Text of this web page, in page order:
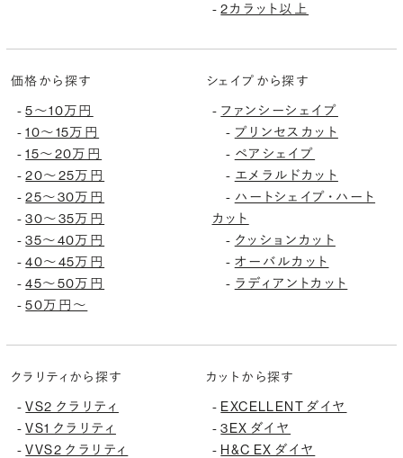
-2カラット以上
価格から探す
-5〜10万円
-10〜15万円
-15〜20万円
-20〜25万円
-25〜30万円
-30〜35万円
-35〜40万円
-40〜45万円
-45〜50万円
-50万円〜
シェイプから探す
- ファンシーシェイプ
- プリンセスカット
- ペアシェイプ
- エメラルドカット
- ハートシェイプ・ハート
カット
- クッションカット
- オーバルカット
- ラディアントカット
クラリティから探す
-VS2 クラリティ
-VS1 クラリティ
-VVS2 クラリティ
カットから探す
- EXCELLENT ダイヤ
-3EX ダイヤ
- H&C EX ダイヤ